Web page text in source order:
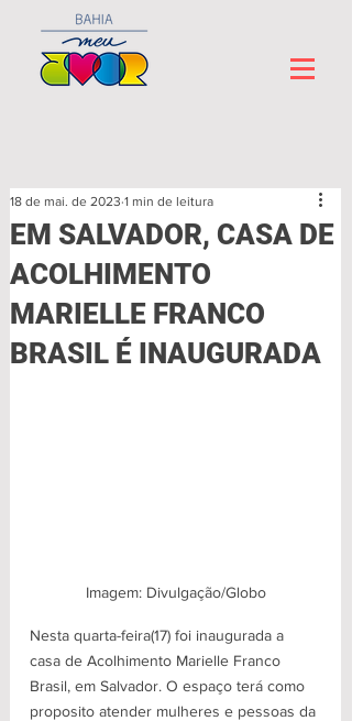
EM SALVADOR, CASA DE
ACOLHIMENTO
MARIELLE FRANCO
BRASIL É INAUGURADA
18 de mai. de 2023 1 min de leitura
Imagem: Divulgação/Globo
Nesta quarta-feira(17) foi inaugurada a
casa de Acolhimento Marielle Franco
Brasil, em Salvador. O espaço terá como
proposito atender mulheres e pessoas da